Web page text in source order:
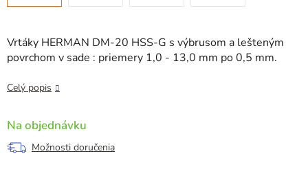
Vrtáky HERMAN DM-20 HSS-G s výbrusom a lešteným
povrchom v sade : priemery 1,0 - 13,0 mm po 0,5 mm.
Celý popis
Na objednávku
Možnosti doručenia